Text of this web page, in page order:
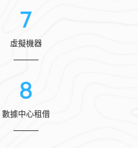
7
虛擬機器
8
數據中心租借